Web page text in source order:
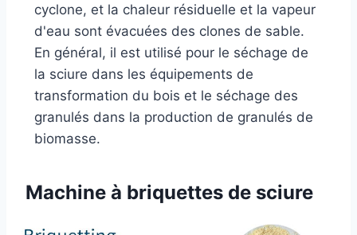
cyclone, et la chaleur résiduelle et la vapeur
d'eau sont évacuées des clones de sable.
En général, il est utilisé pour le séchage de
la sciure dans les équipements de
transformation du bois et le séchage des
granulés dans la production de granulés de
biomasse.
Machine à briquettes de sciure